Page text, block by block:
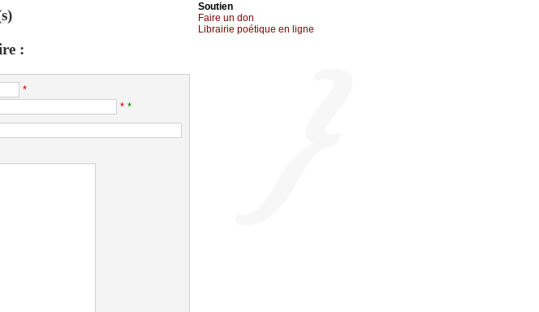
:
*
* *
Sоutien
Fаirе un dоn
Librairiе pоétique en lignе